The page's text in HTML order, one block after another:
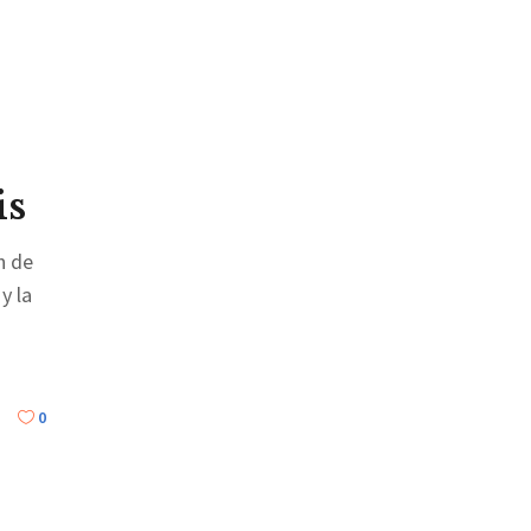
de
la
0